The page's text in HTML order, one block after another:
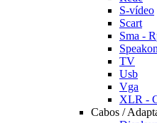
S-vídeo
Scart
Sma -
Speakon
TV
Usb
Vga
XLR -
Cabos /